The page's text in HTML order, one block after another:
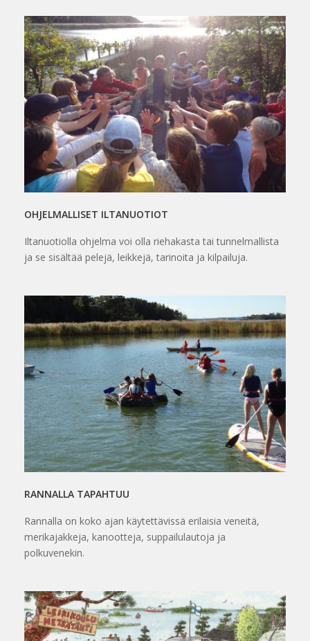
OHJELMALLISET ILTANUOTIOT
Iltanuotiolla ohjelma voi olla riehakasta tai tunnelmallista
ja se sisältää pelejä, leikkejä, tarinoita ja kilpailuja.
RANNALLA TAPAHTUU
Rannalla on koko ajan käytettävissä erilaisia veneitä,
merikajakkeja, kanootteja, suppailulautoja ja
polkuvenekin.